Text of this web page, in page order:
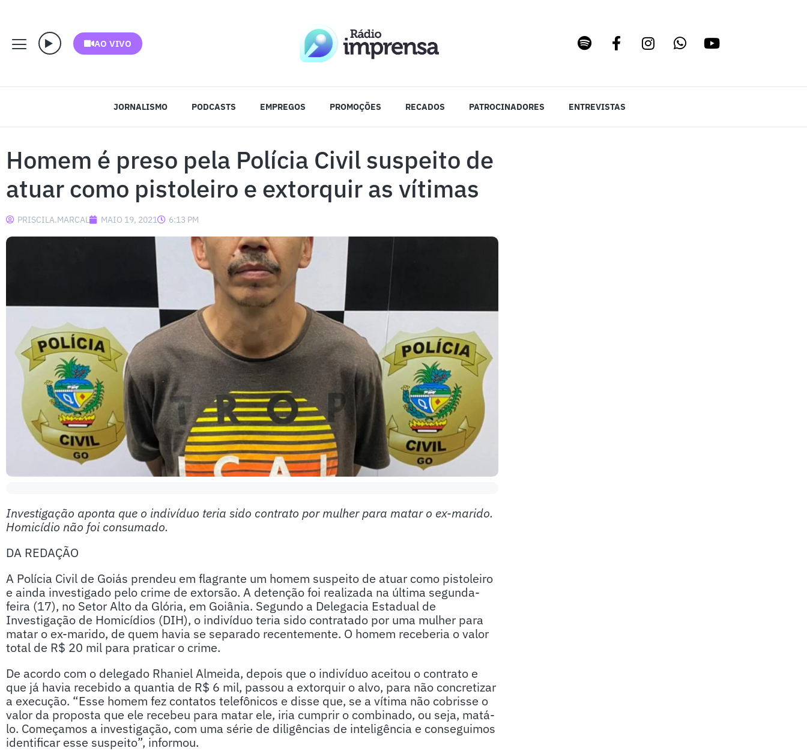
AO VIVO
JORNALISMO PODCASTS EMPREGOS PROMOÇÕES RECADOS PATROCINADORES ENTREVISTAS
Homem é preso pela Polícia Civil suspeito de
atuar como pistoleiro e extorquir as vítimas
PRISCILA.MARCAL MAIO 19, 2021 6:13 PM
Investigação aponta que o indivíduo teria sido contrato por mulher para matar o ex-marido.
Homicídio não foi consumado.
DA REDAÇÃO
A Polícia Civil de Goiás prendeu em flagrante um homem suspeito de atuar como pistoleiro
e ainda investigado pelo crime de extorsão. A detenção foi realizada na última segunda-
feira (17), no Setor Alto da Glória, em Goiânia. Segundo a Delegacia Estadual de
Investigação de Homicídios (DIH), o indivíduo teria sido contratado por uma mulher para
matar o ex-marido, de quem havia se separado recentemente. O homem receberia o valor
total de R$ 20 mil para praticar o crime.
De acordo com o delegado Rhaniel Almeida, depois que o indivíduo aceitou o contrato e
que já havia recebido a quantia de R$ 6 mil, passou a extorquir o alvo, para não concretizar
a execução. “Esse homem fez contatos telefônicos e disse que, se a vítima não cobrisse o
valor da proposta que ele recebeu para matar ele, iria cumprir o combinado, ou seja, matá-
lo. Começamos a investigação, com uma série de diligências de inteligência e conseguimos
identificar esse suspeito”, informou.